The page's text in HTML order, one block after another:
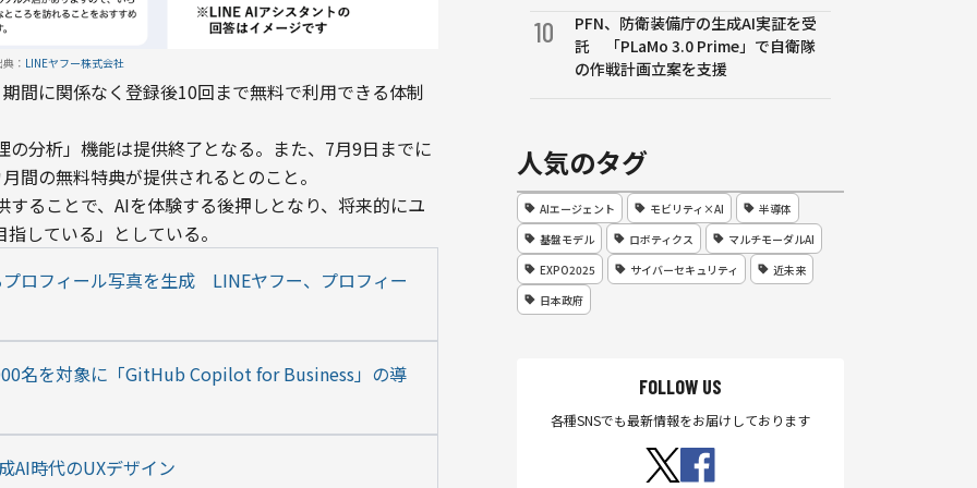
： LINEヤフー株式会社
間に関係なく登録後10回まで無料で利用できる体制
分析」機能は提供終了となる。また、7月9日までに
間の無料特典が提供されるとのこと。
ることで、AIを体験する後押しとなり、将来的にユ
している」としている。
ロフィール写真を生成　LINEヤフー、プロフィー
名を対象に「GitHub Copilot for Business」の導
AI時代のUXデザイン
10
PFN、防衛装備庁の生成AI実証を受
託 「PLaMo 3.0 Prime」で自衛隊
の作戦計画立案を支援
人気のタグ
AIエージェント モビリティ×AI
半導体
基盤モデル
ロボティクス
マルチモーダルAI
EXPO2025
サイバーセキュリティ
近未来
日本政府
FOLLOW US
各種SNSでも最新情報をお届けしております